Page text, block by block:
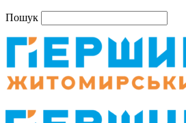
Пошук